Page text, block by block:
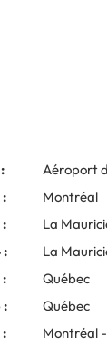
Aéroport
Montréal
La
:
La
Québec
:
Québec
Montréal